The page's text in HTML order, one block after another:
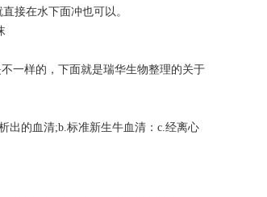
接在水下面冲也可以。
一样的，下面就是瑞华生物整理的关于
出的血清;b.标准新生牛血清：c.经离心